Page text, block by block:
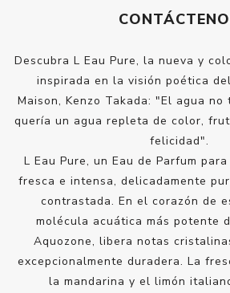
Descubra L Eau Pure, la nueva y
inspirada en la visión poética
Maison, Kenzo Takada: "El agua
quería un agua repleta de color,
felicidad".
L Eau Pure, un Eau de Parfum
fresca e intensa, delicadamente
contrastada. En el corazón de
molécula acuática más potente
Aquozone, libera notas
excepcionalmente duradera. La
la mandarina y el limón